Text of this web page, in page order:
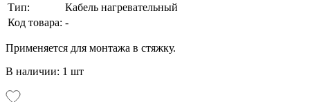
Тип:
Кабель нагревательный
Код товара: -
Применяется для монтажа в стяжку.
В наличии: 1 шт